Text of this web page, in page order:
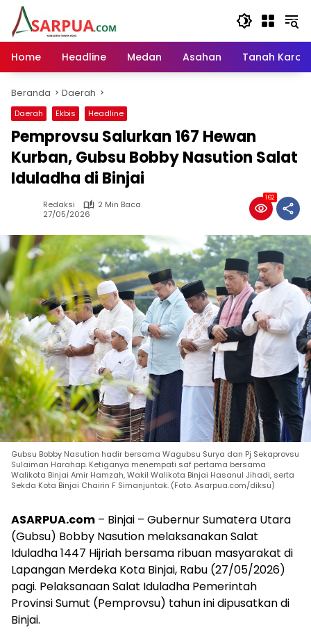
Langsung
konten
Home
Headline Medan Asahan Tanah Karo
Beranda Daerah
Daerah Ekbis Headline
Pemprovsu Salurkan 167 Hewan
Kurban, Gubsu Bobby Nasution Salat
Iduladha di Binjai
Redaksi
2 Min Baca
27/05/2026
162
Gubsu Bobby Nasution hadir bersama Wagubsu Surya dan Pj Sekaprovsu
Sulaiman Harahap. Ketiganya menempati saf pertama bersama
Walikota Binjai Amir Hamzah, Wakil Walikota Binjai Hasanul Jihadi, serta
Sekda Kota Binjai Chairin F Simanjuntak. (Foto. Asarpua.com/diksu)
ASARPUA.com – Binjai – Gubernur Sumatera Utara
(Gubsu) Bobby Nasution melaksanakan Salat
Iduladha 1447 Hijriah bersama ribuan masyarakat di
Lapangan Merdeka Kota Binjai, Rabu (27/05/2026)
pagi. Pelaksanaan Salat Iduladha Pemerintah
Provinsi Sumut (Pemprovsu) tahun ini dipusatkan di
Binjai.